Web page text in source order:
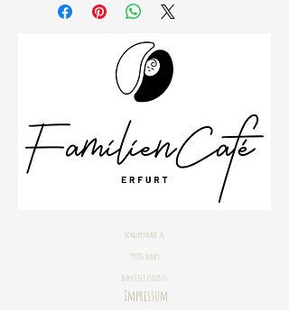
Schillerstraße 26
99096 Erfurt
Büro0361 23001533
Impressum